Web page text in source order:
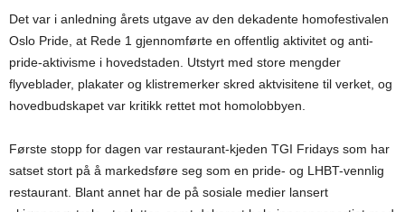
Det var i anledning årets utgave av den dekadente homofestivalen
Oslo Pride, at Rede 1 gjennomførte en offentlig aktivitet og anti-
pride-aktivisme i hovedstaden. Utstyrt med store mengder
flyveblader, plakater og klistremerker skred aktvisitene til verket, og
hovedbudskapet var kritikk rettet mot homolobbyen.
Første stopp for dagen var restaurant-kjeden TGI Fridays som har
satset stort på å markedsføre seg som en pride- og LHBT-vennlig
restaurant. Blant annet har de på sosiale medier lansert